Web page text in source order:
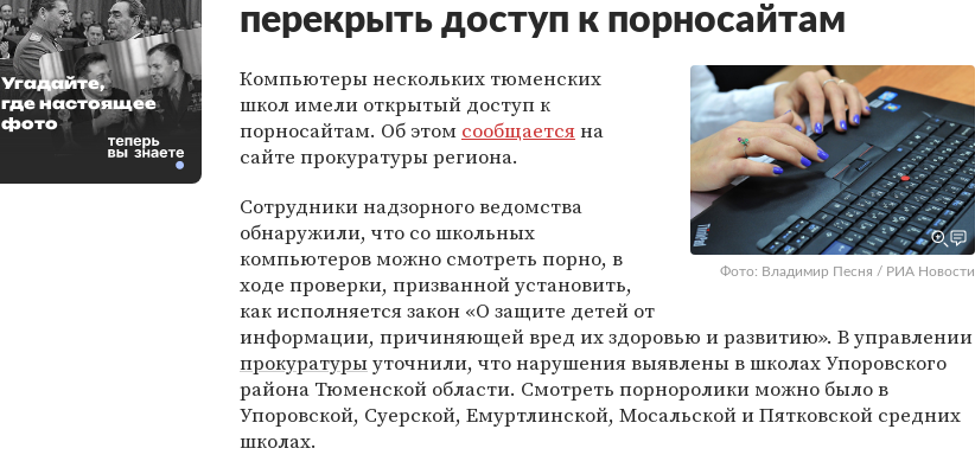
перекрыть доступ к порносайтам
Фото: Владимир Песня / РИА Новости
Компьютеры нескольких тюменских
школ имели открытый доступ к
порносайтам. Об этом сообщаетсяна
сайте прокуратуры региона.
Сотрудники надзорного ведомства
обнаружили, что со школьных
компьютеров можно смотреть порно, в
ходе проверки, призванной установить,
как исполняется закон «О защите детей от
информации, причиняющей вред их здоровью и развитию». В управлении
прокуратурыуточнили, что нарушения выявлены в школах Упоровского
района Тюменской области. Смотреть порноролики можно было в
Упоровской, Суерской, Емуртлинской, Мосальской и Пятковской средних
школах.
Угадайте,
где настоящее
фото